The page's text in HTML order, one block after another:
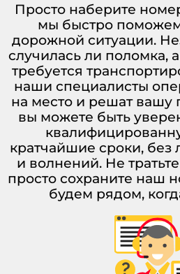
Просто наберите
мы быстро
дорожной ситуации.
случилась ли поломка,
требуется
наши специалисты
на место и решат вашу
вы можете быть
кратчайшие сроки,
и волнений. Не
просто сохраните наш
будем рядом,